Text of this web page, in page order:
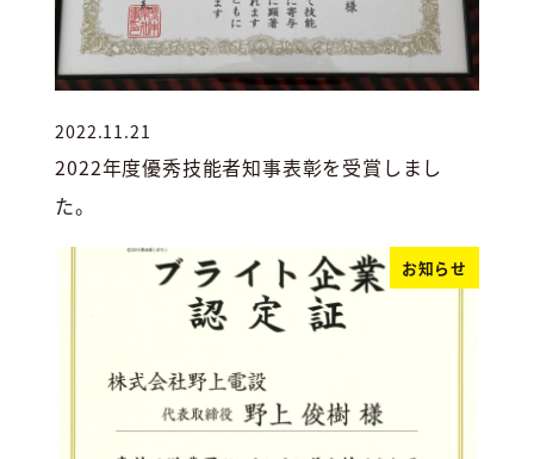
2022年度優秀技能者知事表彰を受賞しまし
た。
投稿日
2022.11.21
お知らせ